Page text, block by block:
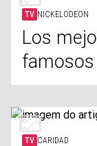
TV NICKELODEON
Los
famosos
TV CARIDAD